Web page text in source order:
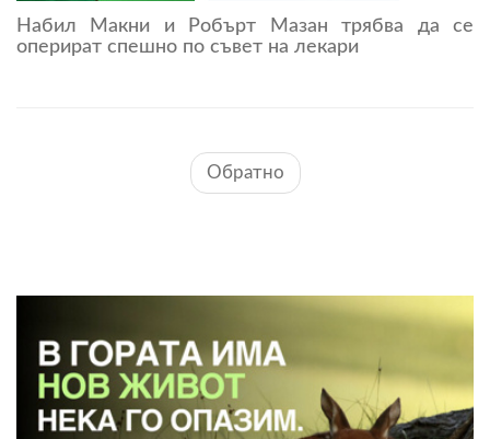
Набил Макни и Робърт Мазан трябва да се
оперират спешно по съвет на лекари
Обратно